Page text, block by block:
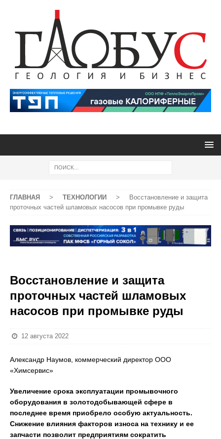
ГЛАВНАЯ > ТЕХНОЛОГИИ >
Восстановление и защита
проточных частей шламовых насосов при промывке руды
Восстановление и защита
проточных частей шламовых
насосов при промывке руды
12 августа 2022
Александр Наумов, коммерческий директор ООО
«Химсервис»
Увеличение срока эксплуатации промывочного
оборудования в золотодобывающей сфере в
последнее время приобрело особую актуальность.
Снижение влияния факторов износа на технику и ее
запчасти позволит предприятиям сократить